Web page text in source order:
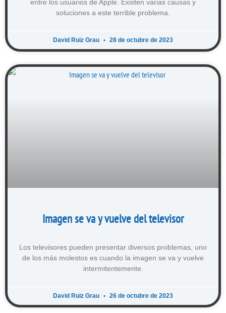
entre los usuarios de Apple. Existen varias causas y
soluciones a este terrible problema.
David Ruiz Grau 28 de octubre de 2023
Imagen se va y vuelve del televisor
Los televisores pueden presentar diversos problemas, uno
de los más molestos es cuando la imagen se va y vuelve
intermitentemente.
David Ruiz Grau 26 de octubre de 2023